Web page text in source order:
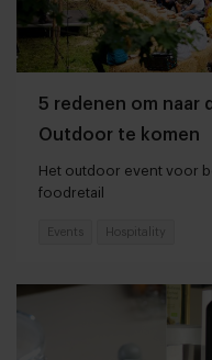
5 redenen om naar
Outdoor te komen
Het outdoor event voor
foodretail
Events Hospitality